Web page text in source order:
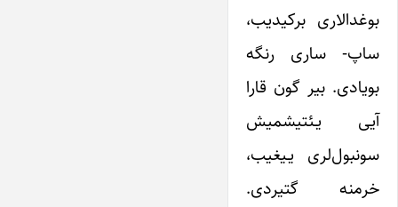
بوغدالاری برکیدیب،
ساپ‌- ساری رنگه
بویادی. بیر گون قارا
آیی یـئتیشمیش
سونبول‌لری یـیغیب،
خرمنه گتیردی.